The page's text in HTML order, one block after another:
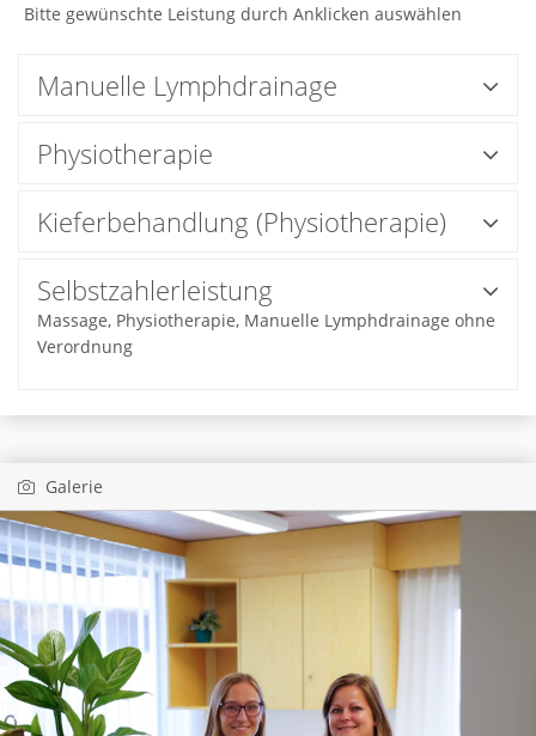
Bitte gewünschte Leistung durch Anklicken auswählen
Manuelle Lymphdrainage
Physiotherapie
Kieferbehandlung (Physiotherapie)
Selbstzahlerleistung
Massage, Physiotherapie, Manuelle Lymphdrainage ohne
Verordnung
Galerie